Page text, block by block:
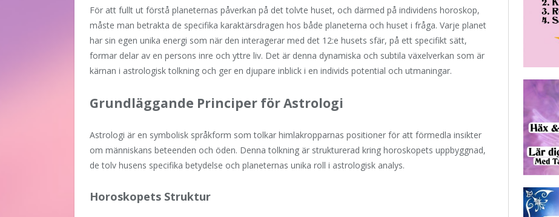
För att fullt ut förstå planeternas påverkan på det tolvte huset, och därmed på individens horoskop,
måste man betrakta de specifika karaktärsdragen hos både planeterna och huset i fråga. Varje planet
har sin egen unika energi som när den interagerar med det 12:e husets sfär, på ett specifikt sätt,
formar delar av en persons inre och yttre liv. Det är denna dynamiska och subtila växelverkan som är
kärnan i astrologisk tolkning och ger en djupare inblick i en individs potential och utmaningar.
Grundläggande Principer för Astrologi
Astrologi är en symbolisk språkform som tolkar himlakropparnas positioner för att förmedla insikter
om människans beteenden och öden. Denna tolkning är strukturerad kring horoskopets uppbyggnad,
de tolv husens specifika betydelse och planeternas unika roll i astrologisk analys.
Horoskopets Struktur